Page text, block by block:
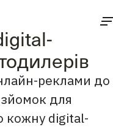
реклами до
для
кожну digital-